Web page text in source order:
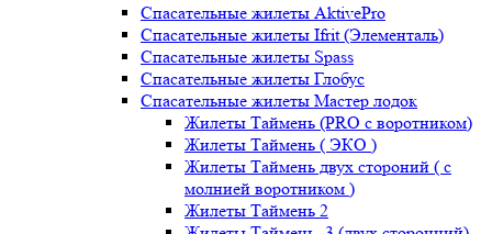
Спасательные жилеты AktivePro
Спасательные жилеты Ifrit (Элементаль)
Спасательные жилеты Spass
Спасательные жилеты Глобус
Спасательные жилеты Мастер лодок
Жилеты Таймень (PRO c воротником)
Жилеты Таймень ( ЭКО )
Жилеты Таймень двух стороний ( с
молнией воротником )
Жилеты Таймень 2